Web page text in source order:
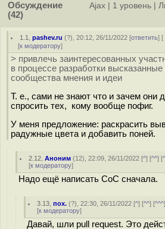
Обсуждение
(42)
Ajax 1 уровень
1.1 ,pashev.ru (?), 20:12, 26/11/2022 [ответить] [
[к модератору]
> привлечь заинтересованных
в процессе разработки
сообщества мнения и идеи
Т. е., сами не знают что и зачем
спросить тех, кому вообще пофиг.
У меня предложение: раскрасить
радужные цвета и добавить поней.
2.12 ,Аноним (12), 22:09, 26/11/2022 [^] [^^] [
[к модератору]
Надо ещё написать CoC сначала.
3.13 ,пох. (?), 22:30, 26/11/2022 [^] [^^] [^^^
[к модератору]
Давай, шли pull request. Это